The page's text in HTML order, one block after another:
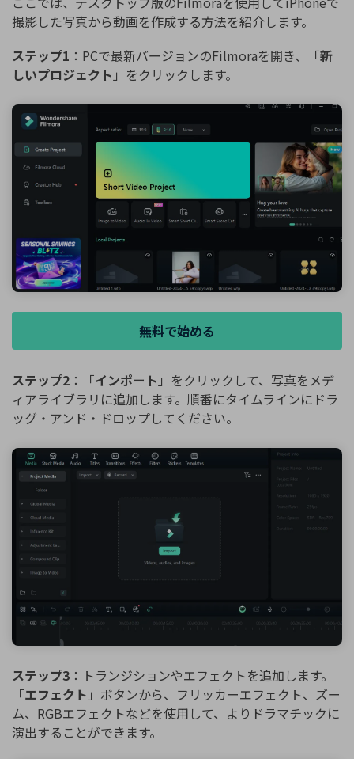
撮影した写真から動画を作成する方法を紹介します。
ステップ1 ：PCで最新バージョンのFilmoraを開き、「新
しいプロジェクト 」をクリックします。
無料で始める
ステップ2 ：「インポート 」をクリックして、写真をメデ
ィアライブラリに追加します。順番にタイムラインにドラ
ッグ・アンド・ドロップしてください。
ステップ3 ：トランジションやエフェクトを追加します。
「エフェクト 」ボタンから、フリッカーエフェクト、ズー
ム、RGBエフェクトなどを使用して、よりドラマチックに
演出することができます。